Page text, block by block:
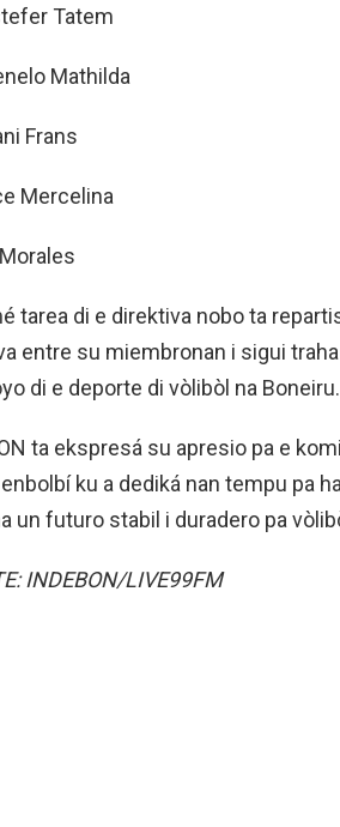
Tatem
Mathilda
Frans
Mercelina
tarea di e direktiva nobo ta
entre su miembronan i sigui
di e deporte di vòlibòl na Boneiru.
ta ekspresá su apresio pa e
ku a dediká nan tempu pa
un futuro stabil i duradero pa
INDEBON/LIVE99FM